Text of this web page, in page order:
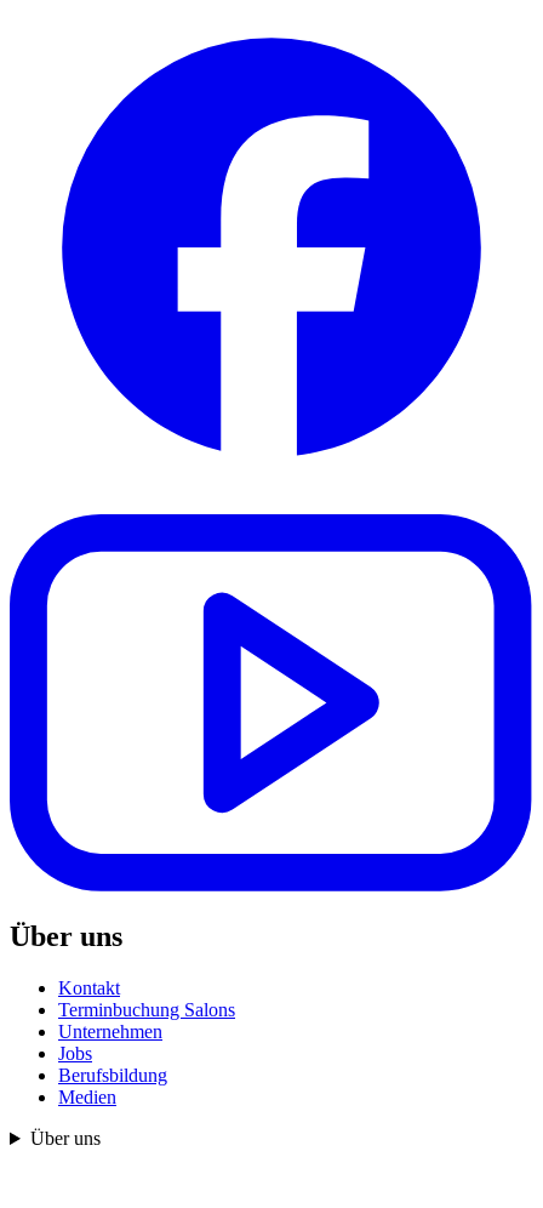
Über uns
Kontakt
Terminbuchung Salons
Unternehmen
Jobs
Berufsbildung
Medien
Über uns